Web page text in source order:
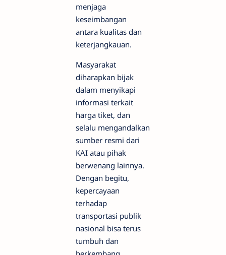
menjaga
keseimbangan
antara kualitas dan
keterjangkauan.
Masyarakat
diharapkan bijak
dalam menyikapi
informasi terkait
harga tiket, dan
selalu mengandalkan
sumber resmi dari
KAI atau pihak
berwenang lainnya.
Dengan begitu,
kepercayaan
terhadap
transportasi publik
nasional bisa terus
tumbuh dan